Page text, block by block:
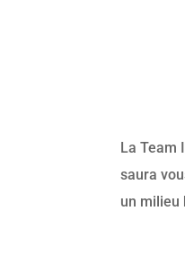
La Team
saura
un milieu